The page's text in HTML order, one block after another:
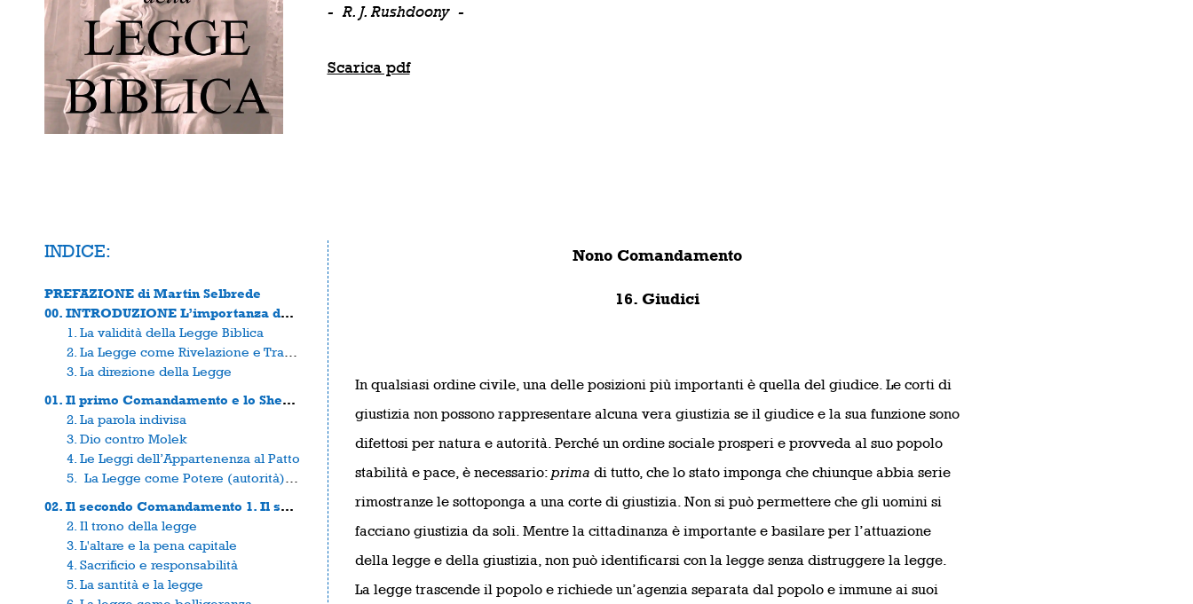
- R. J. Rushdoony -
Scarica pdf
INDICE:
PREFAZIONE di Martin Selbrede
00. INTRODUZIONE L’importanza della legge
1. La validità della Legge Biblica
3. La direzione della Legge
01. Il primo Comandamento e lo Shema Israel
2. La parola indivisa
3. Dio contro Molek
4. Le Leggi dell’Appartenenza al Patto
02. Il secondo Comandamento 1. Il secondo comandamento e il leggittimo approccio a Dio
2. Il trono della legge
3. L'altare e la pena capitale
4. Sacrificio e responsabilità
5. La santità e la legge
Nono Comandamento
16. Giudici
In qualsiasi ordine civile, una delle posizioni più importanti è quella del giudice. Le corti di
giustizia non possono rappresentare alcuna vera giustizia se il giudice e la sua funzione sono
difettosi per natura e autorità. Perché un ordine sociale prosperi e provveda al suo popolo
stabilità e pace, è necessario: prima di tutto, che lo stato imponga che chiunque abbia serie
rimostranze le sottoponga a una corte di giustizia. Non si può permettere che gli uomini si
facciano giustizia da soli. Mentre la cittadinanza è importante e basilare per l’attuazione
della legge e della giustizia, non può identificarsi con la legge senza distruggere la legge.
La legge trascende il popolo e richiede un’agenzia separata dal popolo e immune ai suoi